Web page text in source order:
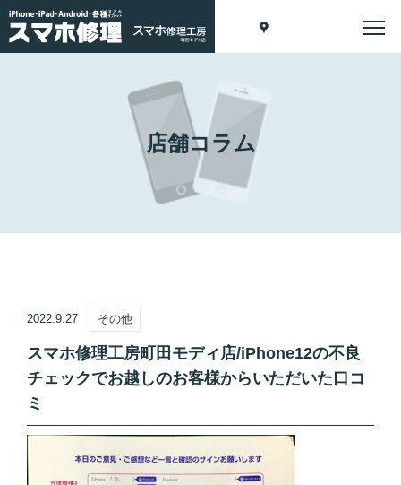
店舗コラム
2022.9.27 その他
スマホ修理工房町田モディ店/iPhone12の不良
チェックでお越しのお客様からいただいた口コ
ミ